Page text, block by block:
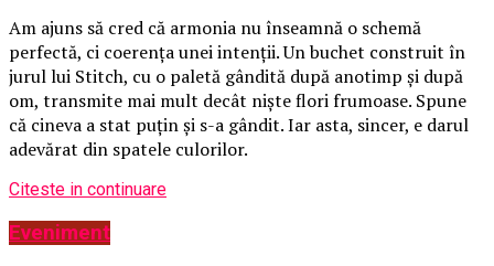
Am ajuns să cred că armonia nu înseamnă o schemă
perfectă, ci coerența unei intenții. Un buchet construit în
jurul lui Stitch, cu o paletă gândită după anotimp și după
om, transmite mai mult decât niște flori frumoase. Spune
că cineva a stat puțin și s-a gândit. Iar asta, sincer, e darul
adevărat din spatele culorilor.
Citeste in continuare
Eveniment